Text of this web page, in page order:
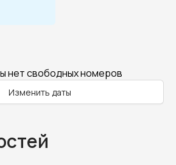
нет свободных номеров
Изменить даты